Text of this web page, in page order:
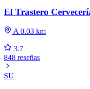
El Trastero
A 0.03 km
3.7
848 reseñas
SU